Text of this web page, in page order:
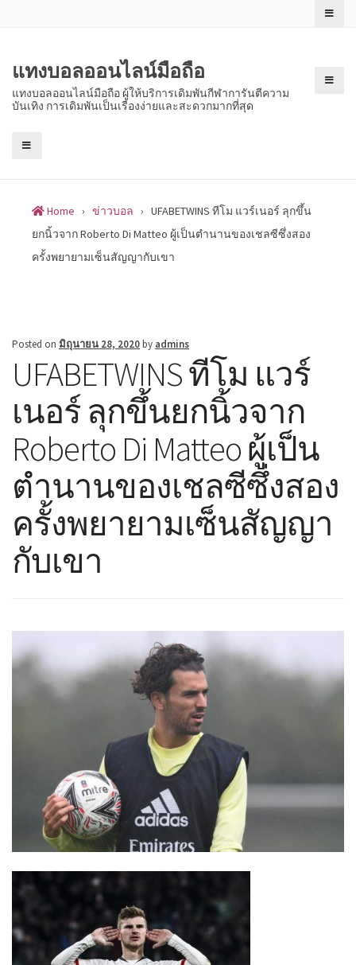
แทงบอลออนไลน์มือถือ
แทงบอลออนไลน์มือถือ ผู้ให้บริการเดิมพันกีฬาการันตีความ
บันเทิง การเดิมพันเป็นเรื่องง่ายและสะดวกมากที่สุด
Home › ข่าวบอล › UFABETWINS ทีโม แวร์เนอร์ ลุกขึ้น
ยกนิ้วจาก Roberto Di Matteo ผู้เป็นตำนานของเชลซีซึ่งสอง
ครั้งพยายามเซ็นสัญญากับเขา
Posted on มิถุนายน 28, 2020by admins
UFABETWINS ทีโม แวร์
เนอร์ ลุกขึ้นยกนิ้วจาก
Roberto Di Matteo ผู้เป็น
ตำนานของเชลซีซึ่งสอง
ครั้งพยายามเซ็นสัญญา
กับเขา